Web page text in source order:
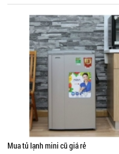
Mua tủ lạnh mini cũ giá rẻ